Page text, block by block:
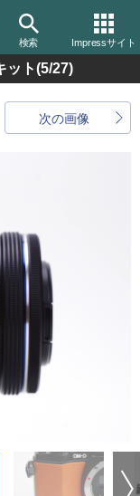
検索 Impressサイト
ット(5/27)
次の画像